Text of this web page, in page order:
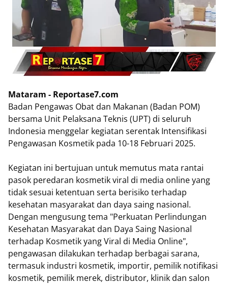
Mataram - Reportase7.com
Badan Pengawas Obat dan Makanan (Badan POM)
bersama Unit Pelaksana Teknis (UPT) di seluruh
Indonesia menggelar kegiatan serentak Intensifikasi
Pengawasan Kosmetik pada 10-18 Februari 2025.
Kegiatan ini bertujuan untuk memutus mata rantai
pasok peredaran kosmetik viral di media online yang
tidak sesuai ketentuan serta berisiko terhadap
kesehatan masyarakat dan daya saing nasional.
Dengan mengusung tema "Perkuatan Perlindungan
Kesehatan Masyarakat dan Daya Saing Nasional
terhadap Kosmetik yang Viral di Media Online",
pengawasan dilakukan terhadap berbagai sarana,
termasuk industri kosmetik, importir, pemilik notifikasi
kosmetik, pemilik merek, distributor, klinik dan salon